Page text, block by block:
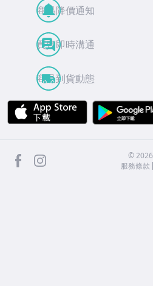
商品降價通知
買賣即時溝通
商品到貨動態
APP Store
facebook ©2026
服務條款